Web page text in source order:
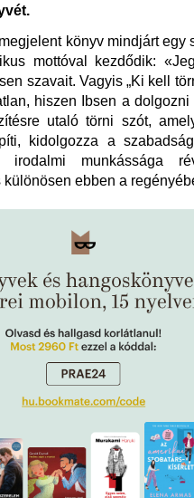
könyv mindjárt egy
mottóval kezdődik:
szavait. Vagyis „Ki kell
hiszen Ibsen a
utaló törni szót,
kidolgozza a
munkássága
ebben a